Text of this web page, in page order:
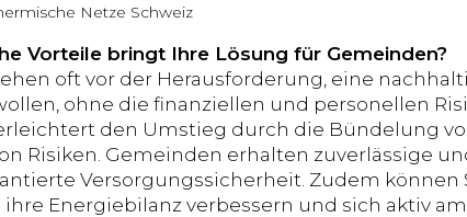
Netze Schweiz
Vorteile bringt Ihre Lösung für Gemeinden?
oft vor der Herausforderung, eine
ohne die finanziellen und personellen
den Umstieg durch die Bündelung
Risiken. Gemeinden erhalten zuverlässige
Versorgungssicherheit. Zudem
Energiebilanz verbessern und sich aktiv